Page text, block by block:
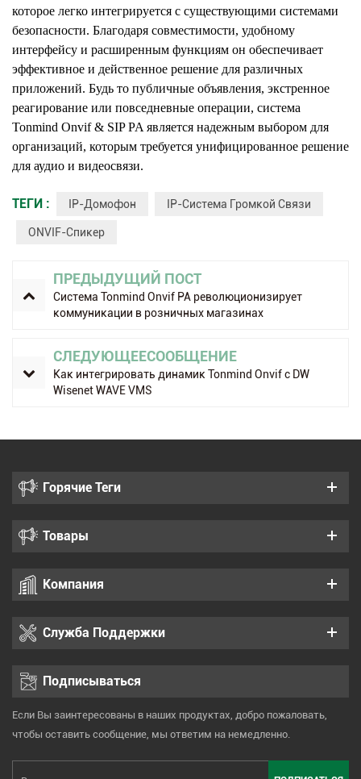
которое легко интегрируется с существующими системами
безопасности. Благодаря совместимости, удобному
интерфейсу и расширенным функциям он обеспечивает
эффективное и действенное решение для различных
приложений. Будь то публичные объявления, экстренное
реагирование или повседневные операции, система
Tonmind Onvif & SIP PA является надежным выбором для
организаций, которым требуется унифицированное решение
для аудио и видеосвязи.
ТЕГИ : IP-Домофон IP-Система Громкой Связи
ONVIF-Спикер
ПРЕДЫДУЩИЙ ПОСТ
Система Tonmind Onvif PA революционизирует
коммуникации в розничных магазинах
СЛЕДУЮЩЕЕСООБЩЕНИЕ
Как интегрировать динамик Tonmind Onvif с DW
Wisenet WAVE VMS
Горячие Теги
Товары
Компания
Служба Поддержки
Подписываться
Если Вы заинтересованы в наших продуктах, добро пожаловать,
чтобы оставить сообщение, мы ответим на немедленно.